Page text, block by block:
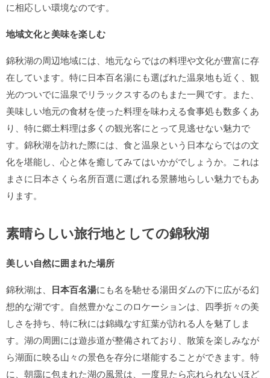
に相応しい環境なのです。
地域文化と美味を楽しむ
錦秋湖の周辺地域には、地元ならではの料理や文化が豊富に存
在しています。特に日本百名湯にも選ばれた温泉地も近く、観
光のついでに温泉でリラックスするのもまた一興です。また、
美味しい地元の食材を使った料理を味わえる食事処も数多くあ
り、特に郷土料理は多くの観光客にとって見逃せない魅力で
す。錦秋湖を訪れた際には、食と温泉という日本ならではの文
化を堪能し、心と体を癒してみてはいかがでしょうか。これは
まさに日本さくら名所百選に選ばれる景勝地らしい魅力でもあ
ります。
素晴らしい旅行地としての錦秋湖
美しい自然に囲まれた場所
錦秋湖は、 日本百名湯にも名を馳せる湯田ダムの下に広がる幻
想的な湖です。自然豊かなこのロケーションは、四季折々の美
しさを持ち、特に秋には錦織なす紅葉が訪れる人を魅了しま
す。湖の周囲には遊歩道が整備されており、散策を楽しみなが
ら湖面に映る山々の景色を存分に堪能することができます。特
に、朝靄に包まれた湖の風景は、一度見たら忘れられないほど